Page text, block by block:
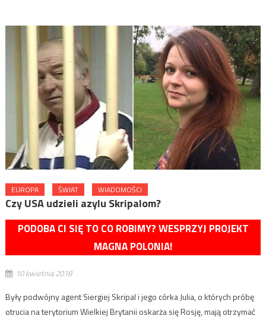
EUROPA ŚWIAT WIADOMOŚCI
Czy USA udzieli azylu Skripalom?
PODOBA CI SIĘ TO CO ROBIMY? WESPRZYJ PROJEKT
MAGNA POLONIA!
10 kwietnia 2018
Były podwójny agent Siergiej Skripal i jego córka Julia, o których próbę
otrucia na terytorium Wielkiej Brytanii oskarża się Rosję, mają otrzymać